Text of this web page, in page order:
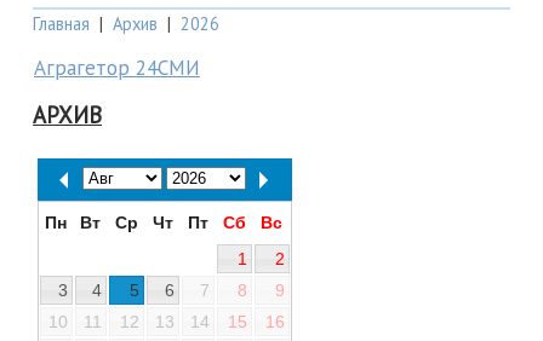
Главная | Архив | 2026
Аграгетор 24СМИ
АРХИВ
Пн Вт Ср Чт Пт Сб
Вс
1
2
3
4 5 6 7 8
9
10
11 12 13 14 15
16